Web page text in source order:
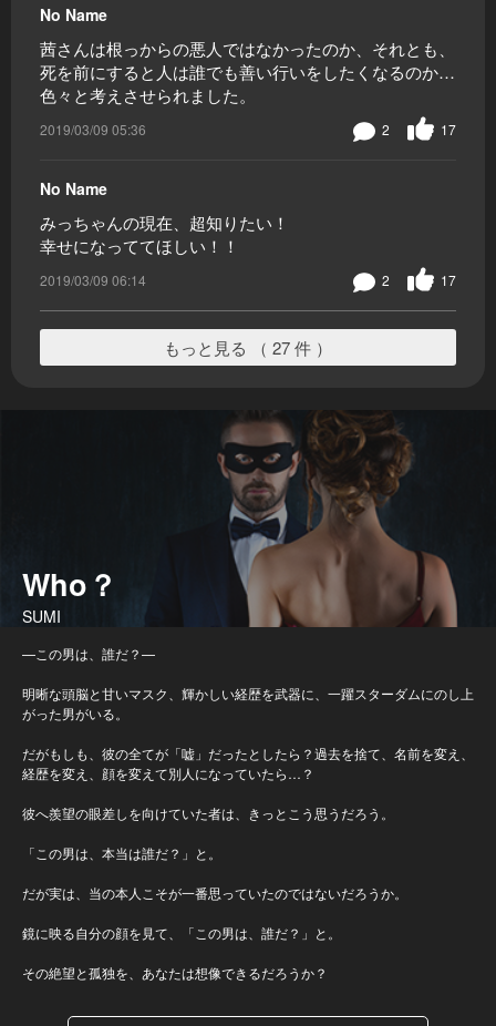
No Name
茜さんは根っからの悪人ではなかったのか、それとも、
死を前にすると人は誰でも善い行いをしたくなるのか…
色々と考えさせられました。
2019/03/09 05:36 17
2
No Name
みっちゃんの現在、超知りたい！
幸せになっててほしい！！
2019/03/09 06:14 17
2
もっと見る （ 27 件 ）
Who？
SUMI
—この男は、誰だ？—
明晰な頭脳と甘いマスク、輝かしい経歴を武器に、一躍スターダムにのし上
がった男がいる。
だがもしも、彼の全てが「嘘」だったとしたら？過去を捨て、名前を変え、
経歴を変え、顔を変えて別人になっていたら…？
彼へ羨望の眼差しを向けていた者は、きっとこう思うだろう。
「この男は、本当は誰だ？」と。
だが実は、当の本人こそが一番思っていたのではないだろうか。
鏡に映る自分の顔を見て、「この男は、誰だ？」と。
その絶望と孤独を、あなたは想像できるだろうか？